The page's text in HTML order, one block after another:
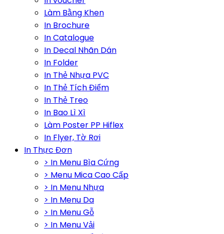
Làm Bằng Khen
In Brochure
In Catalogue
In Decal Nhãn Dán
In Folder
In Thẻ Nhựa PVC
In Thẻ Tích Điểm
In Thẻ Treo
In Bao Lì Xì
Làm Poster PP Hiflex
In Flyer, Tờ Rơi
In Thực Đơn
> In Menu Bìa Cứng
> Menu Mica Cao Cấp
> In Menu Nhựa
> In Menu Da
> In Menu Gỗ
> In Menu Vải